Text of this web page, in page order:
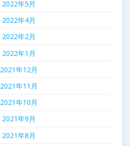
2022年5月
2022年4月
2022年2月
2022年1月
2021年12月
2021年11月
2021年10月
2021年9月
2021年8月